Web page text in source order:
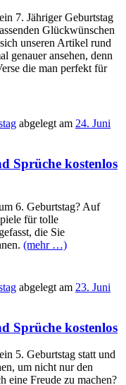
7. Jähriger Geburtstag
Glückwünschen
unseren Artikel rund
genauer ansehen, denn
die man perfekt für
abgelegt am 24. Juni
Sprüche kostenlos
6. Geburtstag? Auf
für tolle
die Sie
(mehr …)
abgelegt am 23. Juni
Sprüche kostenlos
5. Geburtstag statt und
um nicht nur den
eine Freude zu machen?